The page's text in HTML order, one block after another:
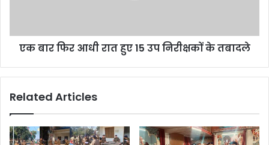
एक बार फिर आधी रात हुए 15 उप निरीक्षकों के तबादले
Related Articles